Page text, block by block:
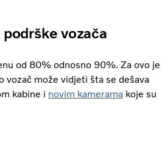
vozača
od 80% odnosno 90%. Za ovo je
vozač može vidjeti šta se dešava
kabine i novim kamerama koje su